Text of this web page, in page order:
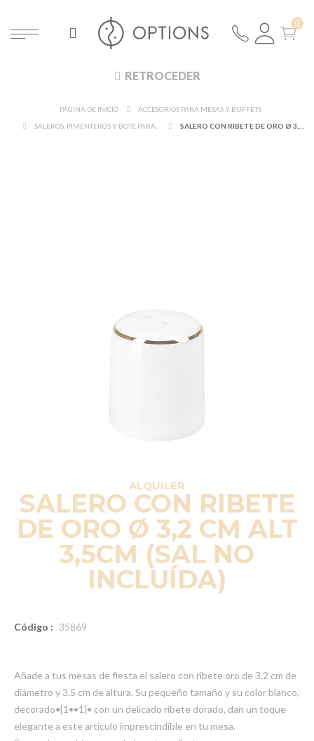
RETROCEDER
PÁGINA DE INICIO
ACCESORIOS PARA MESAS Y BUFFETS
ALQUILER
SALERO CON RIBETE
DE ORO Ø 3,2 CM ALT
3,5CM (SAL NO
INCLUÍDA)
Código : 35869
Añade a tus mesas de fiesta el salero con ribete oro de 3,2 cm de
diámetro y 3,5 cm de altura. Su pequeño tamaño y su color blanco,
decorado•{1••1}• con un delicado ribete dorado, dan un toque
elegante a este artículo imprescindible en tu mesa.